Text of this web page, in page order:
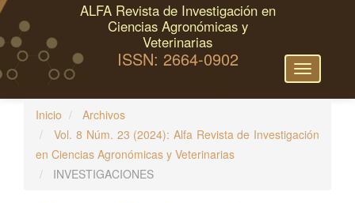
r
c
ALFA Revista de Investigación en
Ciencias Agronómicas y
Veterinarias
ISSN: 2664-0902
Toggle
Inicio
Archivos
Vol. 8 Núm. 23 (2024): Alfa Revista de Investigación
en Ciencias Agronómicas y Veterinarias
INVESTIGACIONES